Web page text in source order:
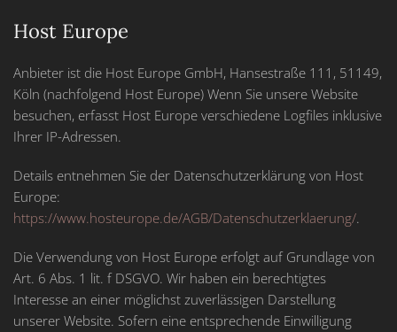
Host Europe
Anbieter ist die Host Europe GmbH, Hansestraße 111, 51149,
Köln (nachfolgend Host Europe) Wenn Sie unsere Website
besuchen, erfasst Host Europe verschiedene Logfiles inklusive
Ihrer IP-Adressen.
Details entnehmen Sie der Datenschutzerklärung von Host
Europe:
https://www.hosteurope.de/AGB/Datenschutzerklaerung/.
Die Verwendung von Host Europe erfolgt auf Grundlage von
Art. 6 Abs. 1 lit. f DSGVO. Wir haben ein berechtigtes
Interesse an einer möglichst zuverlässigen Darstellung
unserer Website. Sofern eine entsprechende Einwilligung